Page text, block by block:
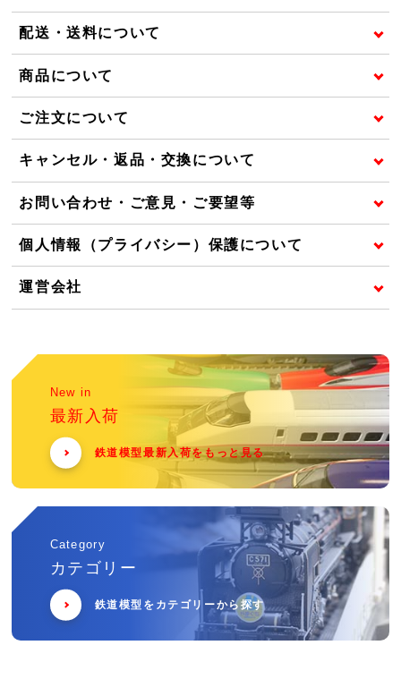
配送・送料について
商品について
ご注文について
キャンセル・返品・交換について
お問い合わせ・ご意見・ご要望等
個人情報（プライバシー）保護について
運営会社
New in
最新入荷
鉄道模型最新入荷をもっと見る
Category
カテゴリー
鉄道模型をカテゴリーから探す